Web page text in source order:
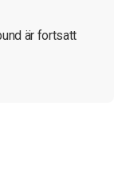
är fortsatt